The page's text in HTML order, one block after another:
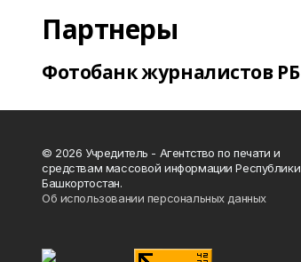
Партнеры
Фотобанк журналистов РБ
© 2026 Учредитель - Агентство по печати и
средствам массовой информации Республики
Башкортостан.
Об использовании персональных данных